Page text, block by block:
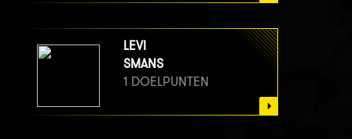
LEVI
SMANS
1 DOELPUNTEN